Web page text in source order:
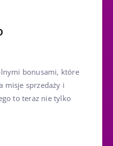
bonusami, które
misje sprzedaży i
to teraz nie tylko